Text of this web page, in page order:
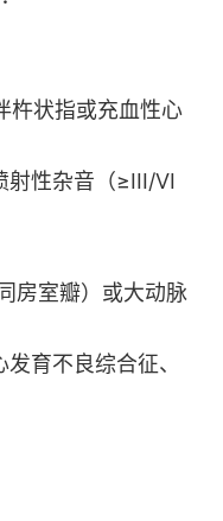
杵状指或充血性心
射性杂音（≥III/VI
房室瓣）或大动脉
育不良综合征、